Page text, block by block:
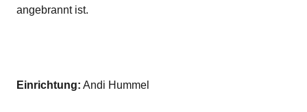
angebrannt ist.
Einrichtung: Andi Hummel